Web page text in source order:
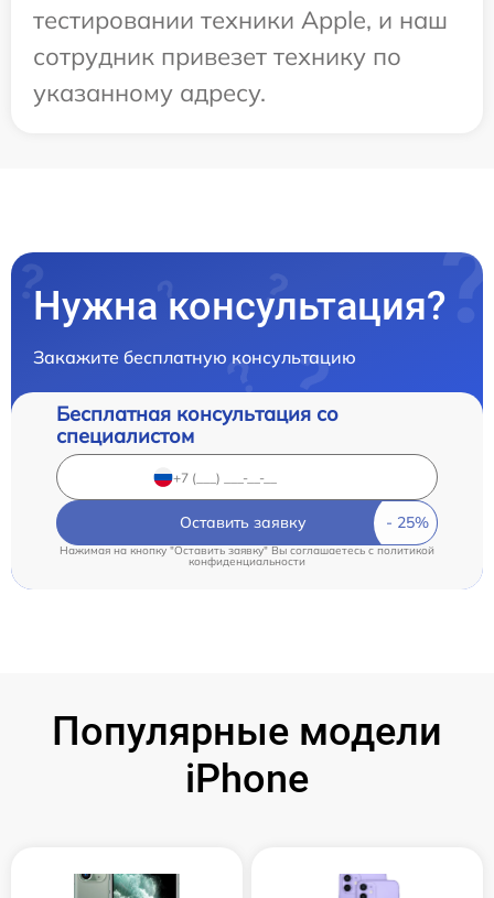
тестировании техники Apple, и наш
сотрудник привезет технику по
указанному адресу.
Нужна консультация?
Закажите бесплатную консультацию
Бесплатная консультация со
специалистом
Оставить заявку
Нажимая на кнопку "Оставить заявку" Вы соглашаетесь cполитикой
конфиденциальности
Популярные модели
iPhone